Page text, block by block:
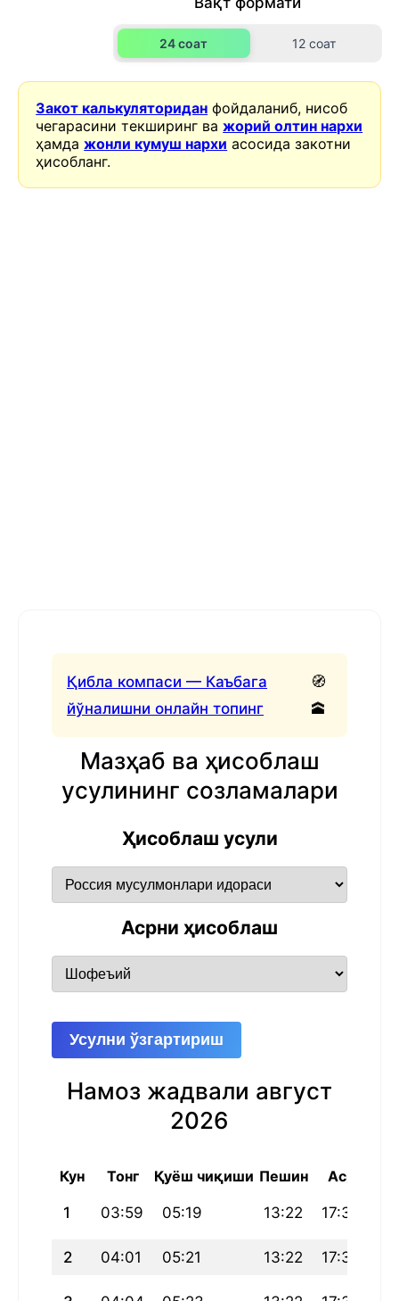
24 соат 12 соат
Закот калькуляторидан фойдаланиб, нисоб
чегарасини текширинг важорий олтин нархи
ҳамдажонли кумуш нархи асосида закотни
ҳисобланг.
Қибла компаси — Каъбага
йўналишни онлайн топинг
🧭
🕋
Мазҳаб ва ҳисоблаш
усулининг созламалари
Ҳисоблаш усули
Асрни ҳисоблаш
Усулни ўзгартириш
Намоз жадвали август
2026
Кун Тонг Қуёш чиқиши Пешин Аср
1 03:59 05:19 13:22 17:39
2 04:01 05:21 13:22 17:38